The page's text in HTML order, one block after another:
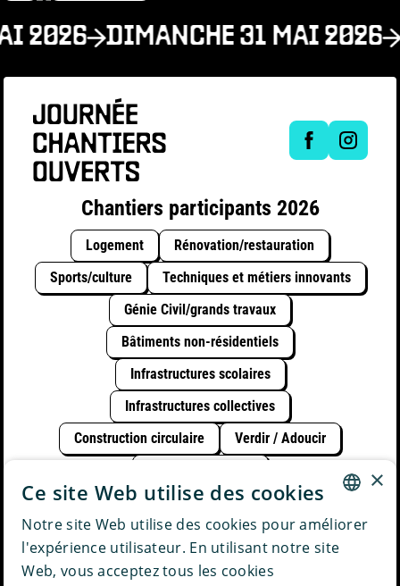
2026 DIMANCHE 31 MAI 2026
Chantiers participants 2026
Logement
Rénovation/restauration
Sports/culture
Techniques et métiers innovants
Génie Civil/grands travaux
Bâtiments non-résidentiels
Infrastructures scolaires
Infrastructures collectives
Construction circulaire
Verdir / Adoucir
powered by DUTCH
×
Ce site Web utilise des cookies
Notre site Web utilise des cookies pour améliorer
l'expérience utilisateur. En utilisant notre site
Web, vous acceptez tous les cookies